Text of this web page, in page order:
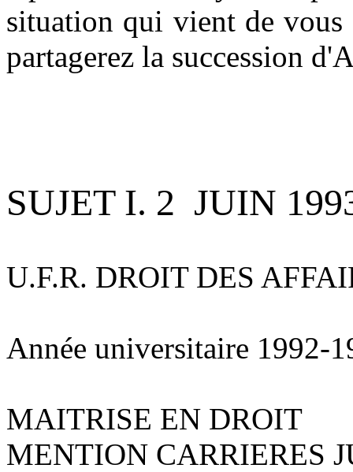
situation qui vient de vous
partagerez la succession
SUJET I. 2 JUIN
U.F.R. DROIT DES
Année universitaire 1992-
MAITRISE EN DROIT
MENTION CARRIERES